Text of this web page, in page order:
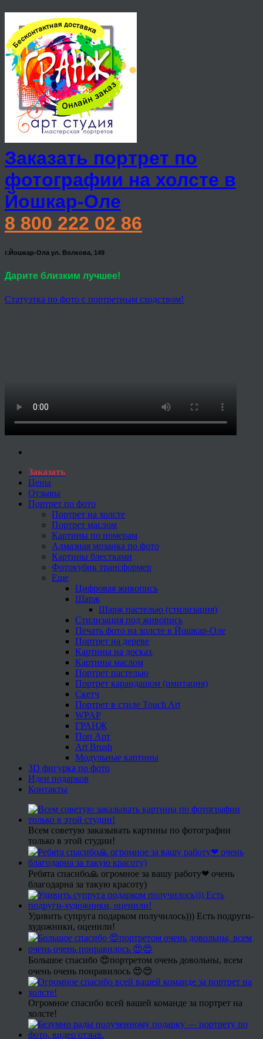
Заказать портрет по
фотографии на холсте в
Йошкар-Оле
8 800 222 02 86
г.Йошкар-Ола ул. Волкова, 149
Дарите близким лучшее!
Статуэтка по фото с портретным сходством!
Заказать
Цены
Отзывы
Портрет по фото
Портрет на холсте
Портрет маслом
Картины по номерам
Алмазная мозаика по фото
Картины блестками
Фотокубик трансформер
Еще
Цифровая живопись
Шарж
Шарж пастелью (стилизация)
Стилизация под живопись
Печать фото на холсте в Йошкар-Оле
Портрет на дереве
Картины на досках
Картины маслом
Портрет пастелью
Портрет карандашом (имитация)
Скетч
Портрет в стиле Touch Art
WPAP
ГРАНЖ
Поп Арт
Art Brush
Модульные картины
3D фигурка по фото
Идеи подарков
Контакты
Всем советую заказывать картины по фотографии
только в этой студии!
Ребята спасибо🙏 огромное за вашу работу❤ очень
благодарна за такую красоту)
Удивить супруга подарком получилось))) Есть подруги-
художники, оценили!
Большое спасибо 😍портретом очень довольны, всем
очень очень понравилось 😍😍
Огромное спасибо всей вашей команде за портрет на
холсте!